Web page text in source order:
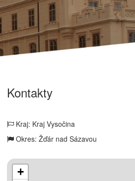
Kontakty
Kraj: Kraj Vysočina
Okres: Žďár nad Sázavou
+